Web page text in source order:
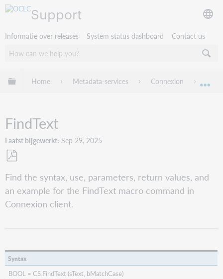
Support
Informatie over releases System status dashboard Contact us
Mondiale hiërarchie uitvouwen / samenvouwen
Home Metadata-services Connexion
FindText
Laatst bijgewerkt Sep 29, 2025
als
pdf
Find the syntax, use, parameters, return values, and
an example for the FindText macro command in
Connexion client.
Syntax
BOOL = CS.FindText (sText, bMatchCase)